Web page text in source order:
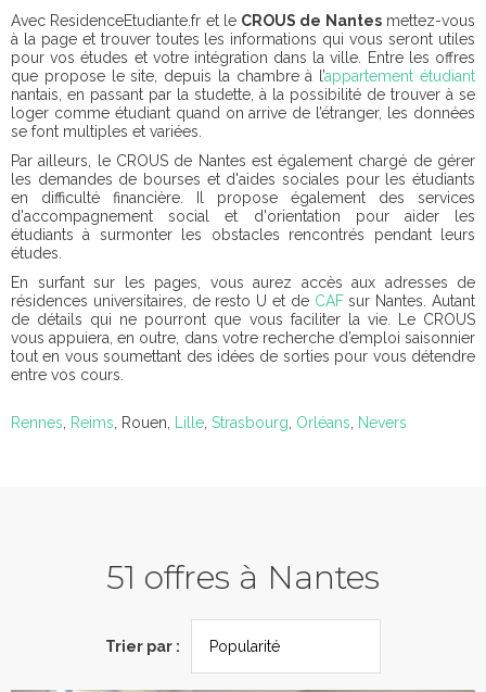
Avec ResidenceEtudiante.fr et le CROUS de Nantesmettez-vous
à la page et trouver toutes les informations qui vous seront utiles
pour vos études et votre intégration dans la ville. Entre les offres
que propose le site, depuis la chambre à l’appartement étudiant
nantais, en passant par la studette, à la possibilité de trouver à se
loger comme étudiant quand on arrive de l’étranger, les données
se font multiples et variées.
Par ailleurs, le CROUS de Nantes est également chargé de gérer
les demandes de bourses et d'aides sociales pour les étudiants
en difficulté financière. Il propose également des services
d'accompagnement social et d'orientation pour aider les
étudiants à surmonter les obstacles rencontrés pendant leurs
études.
En surfant sur les pages, vous aurez accès aux adresses de
résidences universitaires, de resto U et de CAFsur Nantes. Autant
de détails qui ne pourront que vous faciliter la vie. Le CROUS
vous appuiera, en outre, dans votre recherche d’emploi saisonnier
tout en vous soumettant des idées de sorties pour vous détendre
entre vos cours.
Rennes Reims , Rouen, Lille Strasbourg Orléans Nevers
51 offres à Nantes
Trier par :